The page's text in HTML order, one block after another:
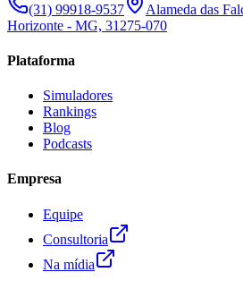
(31) 99918-9537
Alameda das
Horizonte - MG, 31275-070
Plataforma
Simuladores
Rankings
Blog
Podcasts
Empresa
Equipe
Consultoria
Na mídia